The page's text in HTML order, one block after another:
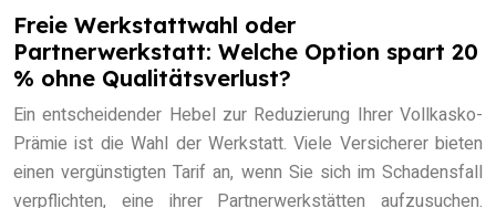
Freie Werkstattwahl oder
Partnerwerkstatt: Welche Option spart 20
% ohne Qualitätsverlust?
Ein entscheidender Hebel zur Reduzierung Ihrer Vollkasko-
Prämie ist die Wahl der Werkstatt. Viele Versicherer bieten
einen vergünstigten Tarif an, wenn Sie sich im Schadensfall
verpflichten, eine ihrer Partnerwerkstätten aufzusuchen.